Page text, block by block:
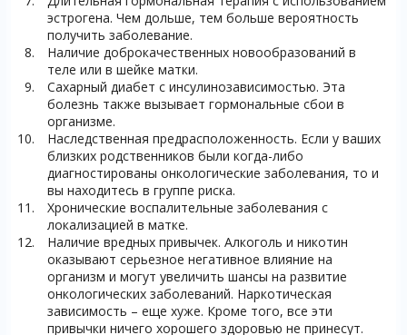
эстрогена. Чем дольше, тем больше вероятность
получить заболевание.
Наличие доброкачественных новообразований в
теле или в шейке матки.
Сахарный диабет с инсулинозависимостью. Эта
болезнь также вызывает гормональные сбои в
организме.
Наследственная предрасположенность. Если у ваших
близких родственников были когда-либо
диагностированы онкологические заболевания, то и
вы находитесь в группе риска.
Хронические воспалительные заболевания с
локализацией в матке.
Наличие вредных привычек. Алкоголь и никотин
оказывают серьезное негативное влияние на
организм и могут увеличить шансы на развитие
онкологических заболеваний. Наркотическая
зависимость – еще хуже. Кроме того, все эти
привычки ничего хорошего здоровью не принесут.